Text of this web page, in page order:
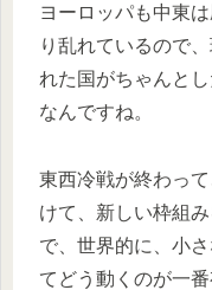
ヨーロッパも中東
り乱れているので
れた国がちゃんと
なんですね。
東西冷戦が終わっ
けて、新しい枠組
で、世界的に、小
てどう動くのが一